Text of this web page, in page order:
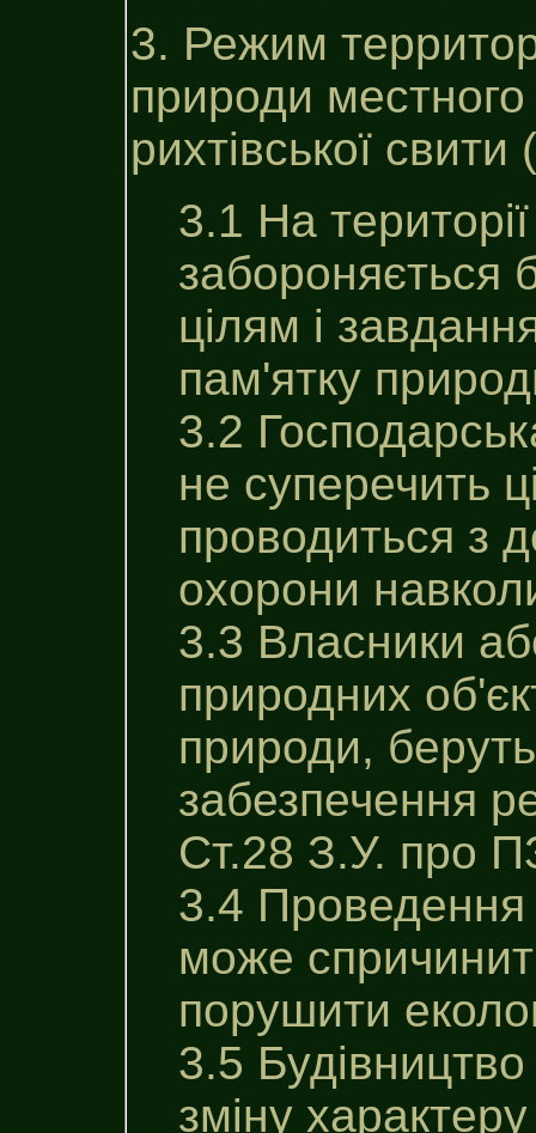
3. Режим
природи местного
рихтiвської
3.1 На
забороняється
цілям i
пам'ятку
3.2
не суперечить
проводиться з
охорони
3.3 Власники
природних
природи,
забезпечення
Ст.28 З.У. про
3.4 Проведення
може
порушити
3.5
зміну